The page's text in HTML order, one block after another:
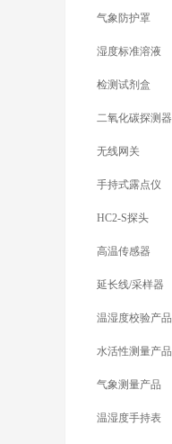
气象防护罩
湿度标准溶液
检测试剂盒
二氧化碳探测器
无线网关
手持式露点仪
HC2-S探头
高温传感器
延长线/采样器
温湿度校验产品
水活性测量产品
气象测量产品
温湿度手持表